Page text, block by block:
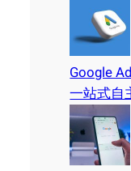
Google
一站式自